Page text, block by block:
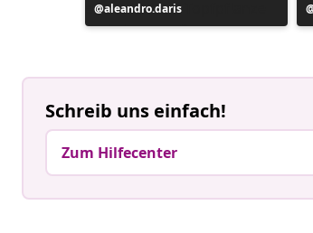
Beitrag
veröffentlicht
aleandro.daris
Schreib uns einfach!
Zum Hilfecenter